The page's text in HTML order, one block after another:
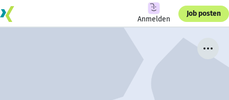
Anmelden
Job posten